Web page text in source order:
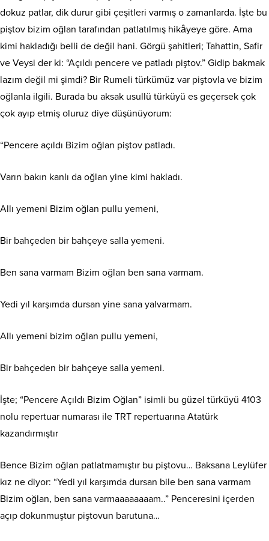
dokuz patlar, dik durur gibi çeşitleri varmış o zamanlarda. İşte bu
piştov bizim oğlan tarafından patlatılmış hikâyeye göre. Ama
kimi hakladığı belli de değil hani. Görgü şahitleri; Tahattin, Safir
ve Veysi der ki: “Açıldı pencere ve patladı piştov.” Gidip bakmak
lazım değil mi şimdi? Bir Rumeli türkümüz var piştovla ve bizim
oğlanla ilgili. Burada bu aksak usullü türküyü es geçersek çok
çok ayıp etmiş oluruz diye düşünüyorum:
“Pencere açıldı Bizim oğlan piştov patladı.
Varın bakın kanlı da oğlan yine kimi hakladı.
Allı yemeni Bizim oğlan pullu yemeni,
Bir bahçeden bir bahçeye salla yemeni.
Ben sana varmam Bizim oğlan ben sana varmam.
Yedi yıl karşımda dursan yine sana yalvarmam.
Allı yemeni bizim oğlan pullu yemeni,
Bir bahçeden bir bahçeye salla yemeni.
İşte; “Pencere Açıldı Bizim Oğlan” isimli bu güzel türküyü 4103
nolu repertuar numarası ile TRT repertuarına Atatürk
kazandırmıştır
Bence Bizim oğlan patlatmamıştır bu piştovu… Baksana Leylüfer
kız ne diyor: “Yedi yıl karşımda dursan bile ben sana varmam
Bizim oğlan, ben sana varmaaaaaaaam..” Penceresini içerden
açıp dokunmuştur piştovun barutuna…